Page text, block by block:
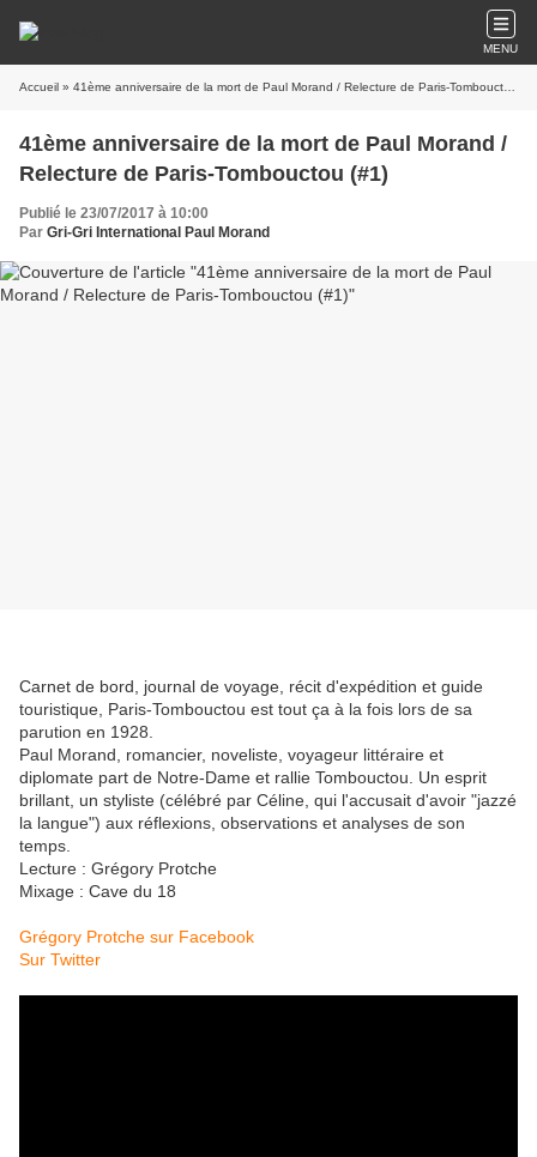
MENU
Accueil » 41ème anniversaire de la mort de Paul Morand / Relecture de Paris-Tombouctou (#1)
41ème anniversaire de la mort de Paul Morand /
Relecture de Paris-Tombouctou (#1)
Publié le 23/07/2017 à 10:00
Par Gri-Gri International Paul Morand
Carnet de bord, journal de voyage, récit d'expédition et guide
touristique, Paris-Tombouctou est tout ça à la fois lors de sa
parution en 1928.
Paul Morand, romancier, noveliste, voyageur littéraire et
diplomate part de Notre-Dame et rallie Tombouctou. Un esprit
brillant, un styliste (célébré par Céline, qui l'accusait d'avoir "jazzé
la langue") aux réflexions, observations et analyses de son
temps.
Lecture : Grégory Protche
Mixage : Cave du 18
Grégory Protche sur Facebook
Sur Twitter